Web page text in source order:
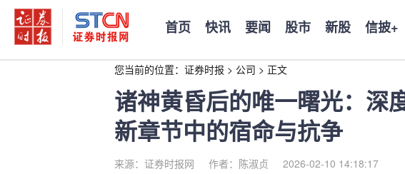
首页 快讯 要闻 股市 新股 信披+
您当前的位置： 证券时报 > 公司 > 正文
诸神黄昏后的唯一曙光：深
新章节中的宿命与抗争
来源：证券时报网 作者：陈淑贞 2026-02-10 14:18:17